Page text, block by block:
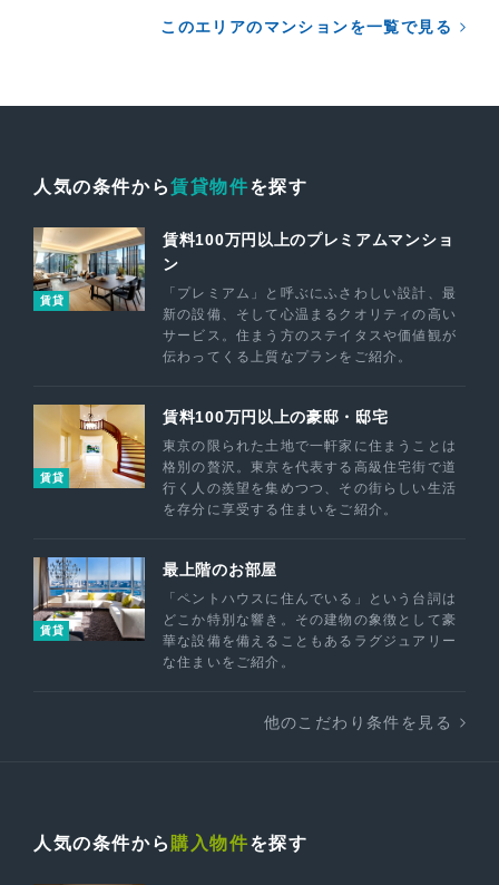
このエリアのマンションを一覧で見る
人気の条件から賃貸物件を探す
賃貸
賃料100万円以上のプレミアムマンショ
ン
「プレミアム」と呼ぶにふさわしい設計、最
新の設備、そして心温まるクオリティの高い
サービス。住まう方のステイタスや価値観が
伝わってくる上質なプランをご紹介。
賃貸
賃料100万円以上の豪邸・邸宅
東京の限られた土地で一軒家に住まうことは
格別の贅沢。東京を代表する高級住宅街で道
行く人の羨望を集めつつ、その街らしい生活
を存分に享受する住まいをご紹介。
賃貸
最上階のお部屋
「ペントハウスに住んでいる」という台詞は
どこか特別な響き。その建物の象徴として豪
華な設備を備えることもあるラグジュアリー
な住まいをご紹介。
他のこだわり条件を見る
人気の条件から 購入物件を探す